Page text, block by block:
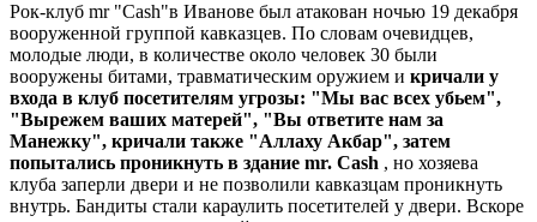
Рок-клуб mr "Cash"в Иванове был атакован ночью 19 декабря
вооруженной группой кавказцев. По словам очевидцев,
молодые люди, в количестве около человек 30 были
вооружены битами, травматическим оружием и кричали у
входа в клуб посетителям угрозы: "Мы вас всех убьем",
"Вырежем ваших матерей", "Вы ответите нам за
Манежку", кричали также "Аллаху Акбар", затем
попытались проникнуть в здание mr. Cash , но хозяева
клуба заперли двери и не позволили кавказцам проникнуть
внутрь. Бандиты стали караулить посетителей у двери. Вскоре